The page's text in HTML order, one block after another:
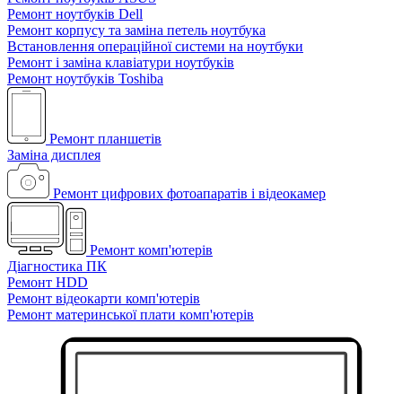
Ремонт ноутбуків Dell
Ремонт корпусу та заміна петель ноутбука
Встановлення операційної системи на ноутбуки
Ремонт і заміна клавіатури ноутбуків
Ремонт ноутбуків Toshiba
Ремонт планшетів
Заміна дисплея
Ремонт цифрових фотоапаратів і відеокамер
Ремонт комп'ютерів
Діагностика ПК
Ремонт HDD
Ремонт відеокарти комп'ютерів
Ремонт материнської плати комп'ютерів